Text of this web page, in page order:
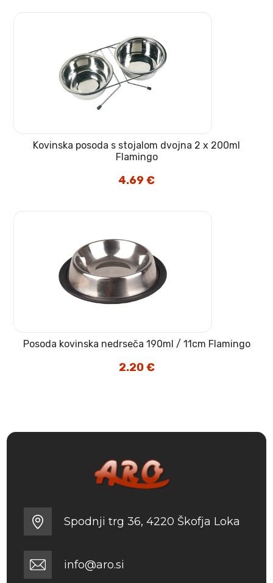
Kovinska posoda s stojalom dvojna 2 x 200ml
Flamingo
4.69€
Posoda kovinska nedrseča 190ml / 11cm Flamingo
2.20€
Spodnji trg 36, 4220 Škofja Loka
info@aro.si